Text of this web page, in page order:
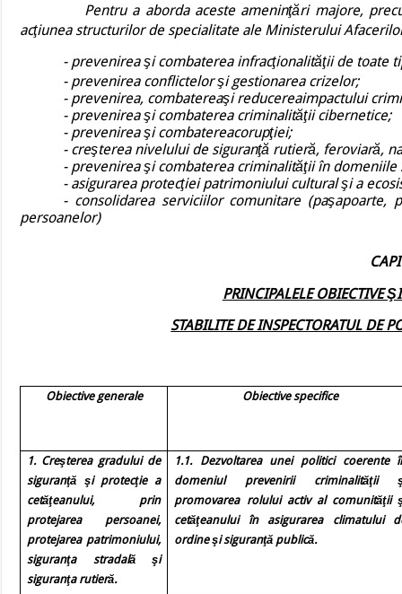
Pentru a aborda aceste ameninţări majore,
acţiunea structurilor de specialitate ale Ministerului
- prevenirea şi combaterea infracţionalităţii de toate
- prevenirea conflictelor şi gestionarea crizelor;
- prevenirea, combatereaşi reducereaimpactului
- prevenirea şi combaterea criminalităţii cibernetice;
- prevenirea şi combatereacorupţiei;
- creşterea nivelului de siguranţă rutieră, feroviară,
- prevenirea şi combaterea criminalităţii în domeniile
- asigurarea protecţiei patrimoniului cultural şi a
- consolidarea serviciilor comunitare
persoanelor)
PRINCIPALELE OBIECTIVE
STABILITE DE INSPECTORATUL DE
Obiective generale Obiective specifice
1. Creşterea gradului de
siguranţă şi protecţie a
cetăţeanului, prin
protejarea persoanei,
protejarea patrimoniului,
siguranţa stradală şi
siguranţa rutieră.
1.1. Dezvoltarea unei politici coerente
domeniul prevenirii criminalităţii
promovarea rolului activ al comunităţii
cetăţeanului în asigurarea climatului
ordine şi siguranţă publică.